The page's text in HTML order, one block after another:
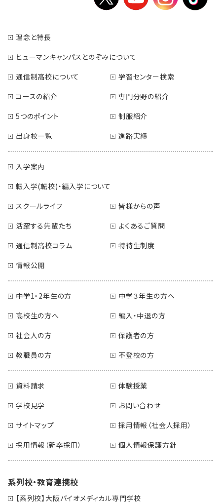
理念と特長
ヒューマンキャンパスとのぞみについて
通信制高校について
学習センター検索
コースの紹介
専門分野の紹介
5つのポイント
制服紹介
出身校一覧
進路実績
入学案内
転入学(転校)・編入学について
スクールライフ
皆様からの声
活躍する先輩たち
よくあるご質問
通信制高校コラム
特待生制度
情報公開
中学1・2年生の方
中学３年生の方へ
高校生の方へ
編入・中退の方
社会人の方
保護者の方
教職員の方
不登校の方
資料請求
体験授業
学校見学
お問い合わせ
サイトマップ
採用情報（社会人採用）
採用情報（新卒採用）
個人情報保護方針
系列校・教育連携校
【系列校】大阪バイオメディカル専門学校